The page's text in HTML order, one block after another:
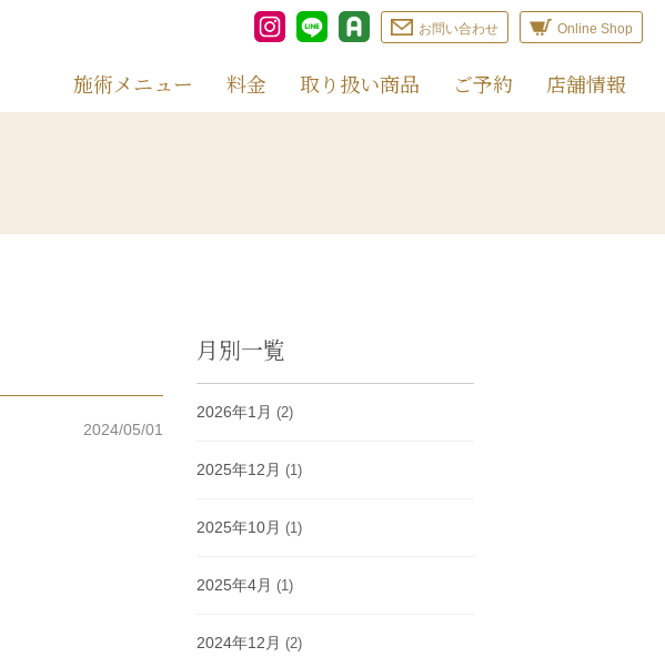
お問い合わせ Online Shop
施術メニュー 料金 取り扱い商品 ご予約 店舗情報
2024/05/01
月別一覧
2026年1月 (2)
2025年12月 (1)
2025年10月 (1)
2025年4月 (1)
2024年12月 (2)